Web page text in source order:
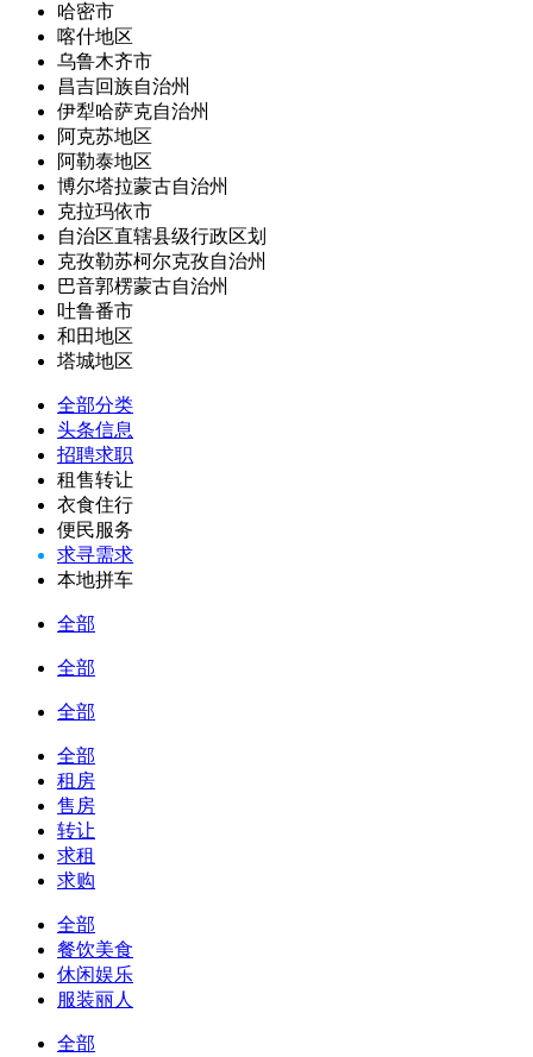
哈密市
喀什地区
乌鲁木齐市
昌吉回族自治州
伊犁哈萨克自治州
阿克苏地区
阿勒泰地区
博尔塔拉蒙古自治州
克拉玛依市
自治区直辖县级行政区划
克孜勒苏柯尔克孜自治州
巴音郭楞蒙古自治州
吐鲁番市
和田地区
塔城地区
全部分类
头条信息
招聘求职
租售转让
衣食住行
便民服务
求寻需求
本地拼车
全部
全部
全部
全部
租房
售房
转让
求租
求购
全部
餐饮美食
休闲娱乐
服装丽人
全部